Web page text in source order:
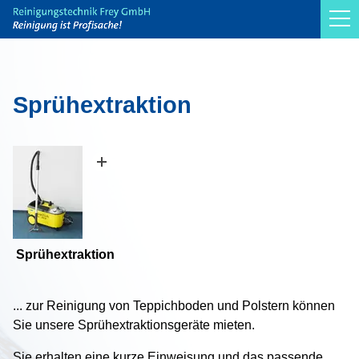
Verkauf
Vermietung
Sprühextraktion
Ultraschallgeräte
Kondenstrockner
Jalousienreinigungsgerät AJR professional
Technologie
Sprühextraktion
Sprühextraktion
... zur Reinigung von Teppichboden und Polstern können
Sie unsere Sprühextraktionsgeräte mieten.